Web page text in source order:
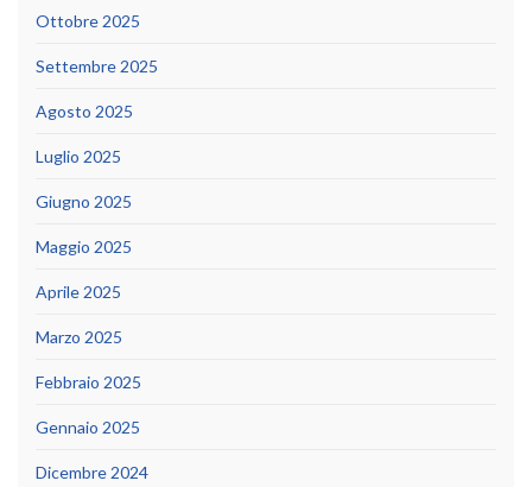
Ottobre 2025
Settembre 2025
Agosto 2025
Luglio 2025
Giugno 2025
Maggio 2025
Aprile 2025
Marzo 2025
Febbraio 2025
Gennaio 2025
Dicembre 2024